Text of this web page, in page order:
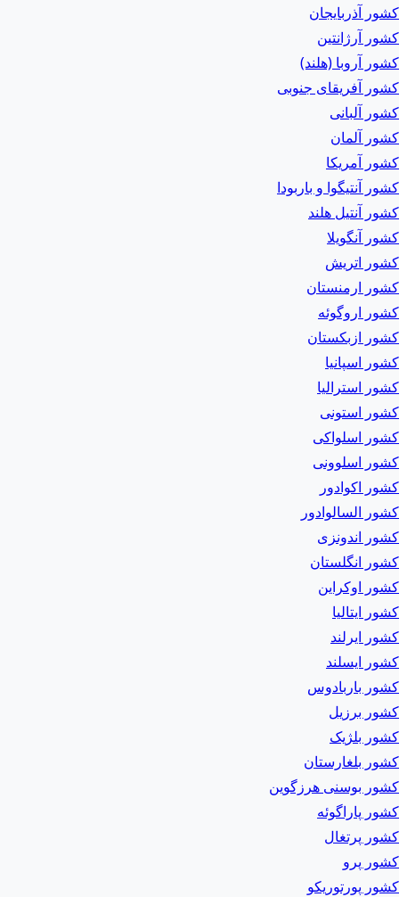
کشور آذربایجان
کشور آرژانتین
کشور آروبا (هلند)
کشور آفریقای جنوبی
کشور آلبانی
کشور آلمان
کشور آمریکا
کشور آنتیگوا و باربودا
کشور آنتیل هلند
کشور آنگویلا
کشور اتریش
کشور ارمنستان
کشور اروگوئه
کشور ازبکستان
کشور اسپانیا
کشور استرالیا
کشور استونی
کشور اسلواکی
کشور اسلوونی
کشور اکوادور
کشور السالوادور
کشور اندونزی
کشور انگلستان
کشور اوکراین
کشور ایتالیا
کشور ایرلند
کشور ایسلند
کشور باربادوس
کشور برزیل
کشور بلژیک
کشور بلغارستان
کشور بوسنی هرزگوین
کشور پاراگوئه
کشور پرتغال
کشور پرو
کشور پورتوریکو